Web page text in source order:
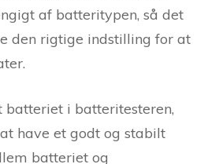
af batteritypen, så det
den rigtige indstilling for at
batteriet i batteritesteren,
have et godt og stabilt
batteriet og